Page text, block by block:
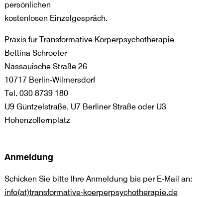
persönlichen
kostenlosen Einzelgespräch.
Praxis für Transformative Körperpsychotherapie
Bettina Schroeter
Nassauische Straße 26
10717 Berlin-Wilmersdorf
Tel. 030 8739 180
U9 Güntzelstraße, U7 Berliner Straße oder U3
Hohenzollernplatz
Anmeldung
Schicken Sie bitte Ihre Anmeldung bis per E-Mail an:
info(at)transformative-koerperpsychotherapie.de